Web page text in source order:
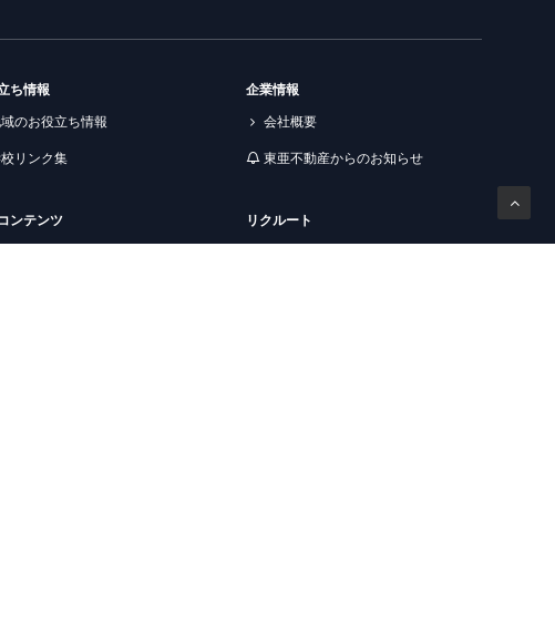
ち情報
のお役立ち情報
リンク集
ンテンツ
企業情報
会社概要
東亜不動産からのお知らせ
リクルート